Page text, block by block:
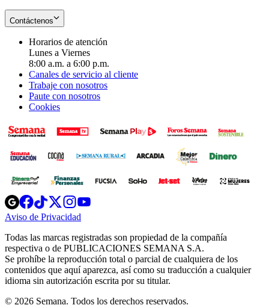
Contáctenos
Horarios de atención
Lunes a Viernes
8:00 a.m. a 6:00 p.m.
Canales de servicio al cliente
Trabaje con nosotros
Paute con nosotros
Cookies
Opens
in
new
Opens
in
new
Opens
in
new
window
Opens
new
windowwindow
Aviso de Privacidad
new
window
Todas las marcas registradas son propiedad de la compañía
respectiva o de PUBLICACIONES SEMANA S.A.
Se prohíbe la reproducción total o parcial de cualquiera de los
contenidos que aquí aparezca, así como su traducción a cualquier
idioma sin autorización escrita por su titular.
© 2026 Semana. Todos los derechos reservados.